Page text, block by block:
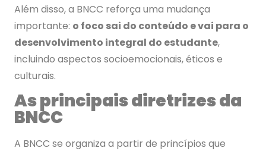
Além disso, a BNCC reforça uma mudança
importante: o foco sai do conteúdo e vai para o
desenvolvimento integral do estudante,
incluindo aspectos socioemocionais, éticos e
culturais.
As principais diretrizes da
BNCC
A BNCC se organiza a partir de princípios que